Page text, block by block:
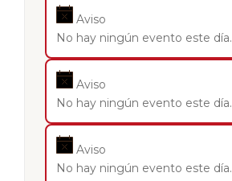
Aviso
No hay ningún evento este día.
Aviso
No hay ningún evento este día.
Aviso
No hay ningún evento este día.